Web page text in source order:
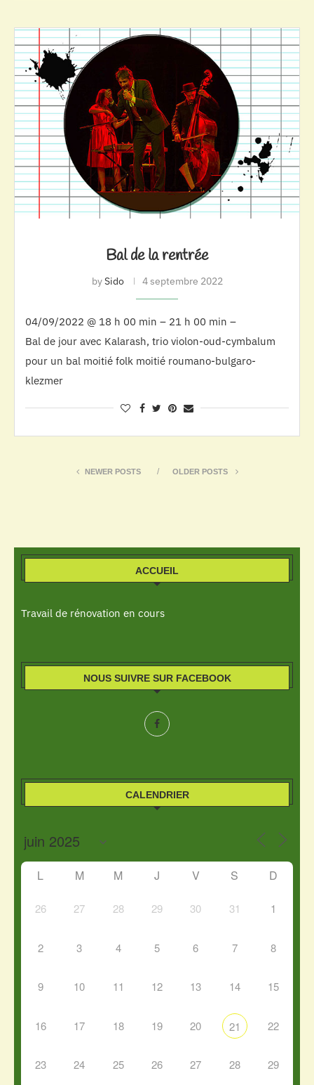
Bal de la rentrée
bySido 4 septembre 2022
04/09/2022 @ 18 h 00 min – 21 h 00 min –
Bal de jour avec Kalarash, trio violon-oud-cymbalum
pour un bal moitié folk moitié roumano-bulgaro-
klezmer
NEWER POSTS OLDER POSTS
ACCUEIL
Travail de rénovation en cours
NOUS SUIVRE SUR FACEBOOK
CALENDRIER
L M M J V S D
26 27 28 29 30 31 1
2 3 4 5 6 7 8
9 10 11 12 13 14 15
16 17 18 19 20 21 22
23 24 25 26 27 28 29